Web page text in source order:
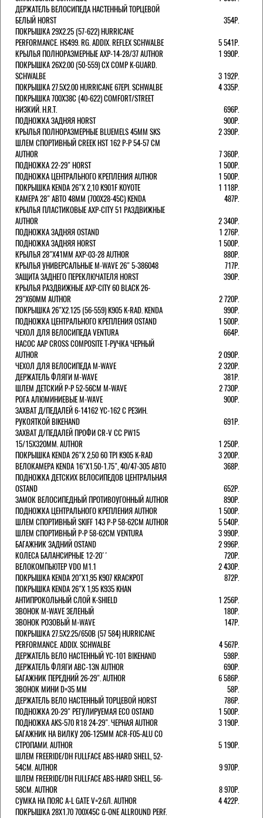
ДЕРЖАТЕЛЬ ВЕЛОCИПЕДА НАСТЕННЫЙ ТОРЦЕВОЙ
БЕЛЫЙ HORST
354Р.
ПОКРЫШКА 29X2.25 (57-622) HURRICANE
PERFORMANCE. HS499. RG. ADDIX. REFLEX SCHWALBE
5 541Р.
КРЫЛЬЯ ПОЛНОРАЗМЕРНЫЕ AXP-14-28/37 AUTHOR
1 990Р.
ПОКРЫШКА 26X2.00 (50-559) CX COMP K-GUARD.
SCHWALBE
3 192Р.
ПОКРЫШКА 27.5X2.00 HURRICANE 67EPI. SCHWALBE
4 335Р.
ПОКРЫШКА 700X38С (40-622) COMFORT/STREET
НИЗКИЙ. H.R.T.
696Р.
ПОДНОЖКА ЗАДНЯЯ HORST
900Р.
КРЫЛЬЯ ПОЛНОРАЗМЕРНЫЕ BLUEMELS 45MM SKS
2 390Р.
ШЛЕМ СПОРТИВНЫЙ CREEK HST 162 Р-Р 54-57 СМ
AUTHOR
7 360Р.
ПОДНОЖКА 22-29" HORST
1 500Р.
ПОДНОЖКА ЦЕНТРАЛЬНОГО КРЕПЛЕНИЯ AUTHOR
1 500Р.
ПОКРЫШКА KENDA 26"Х 2,10 K901F KOYOTE
1 118Р.
КАМЕРА 28" АВТО 48ММ (700Х28-45С) KENDA
487Р.
КРЫЛЬЯ ПЛАСТИКОВЫЕ AXP-CITY 51 РАЗДВИЖНЫЕ
AUTHOR
2 340Р.
ПОДНОЖКА ЗАДНЯЯ OSTAND
1 276Р.
ПОДНОЖКА ЗАДНЯЯ HORST
1 500Р.
КРЫЛЬЯ 28"Х41ММ AXP-03-28 AUTHOR
880Р.
КРЫЛЬЯ УНИВЕРСАЛЬНЫЕ M-WAVE 26" 5-386048
717Р.
ЗАЩИТА ЗАДНЕГО ПЕРЕКЛЮЧАТЕЛЯ HORST
390Р.
КРЫЛЬЯ РАЗДВИЖНЫЕ AXP-CITY 60 BLACK 26-
29"Х60ММ AUTHOR
2 720Р.
ПОКРЫШКА 26"Х2.125 (56-559) K905 K-RAD. KENDA
990Р.
ПОДНОЖКА ЦЕНТРАЛЬНОГО КРЕПЛЕНИЯ OSTAND
1 500Р.
ЧЕХОЛ ДЛЯ ВЕЛОСИПЕДА VENTURA
664Р.
НАСОС AAP CROSS COMPOSITE Т-РУЧКА ЧЕРНЫЙ
AUTHOR
2 090Р.
ЧЕХОЛ ДЛЯ ВЕЛОСИПЕДА M-WAVE
2 320Р.
ДЕРЖАТЕЛЬ ФЛЯГИ M-WAVE
381Р.
ШЛЕМ ДЕТСКИЙ Р-Р 52-56СМ M-WAVE
2 730Р.
РОГА АЛЮМИНИЕВЫЕ M-WAVE
900Р.
ЗАХВАТ Д/ПЕДАЛЕЙ 6-14162 YC-162 С РЕЗИН.
РУКОЯТКОЙ BIKEHAND
691Р.
ЗАХВАТ Д/ПЕДАЛЕЙ ПРОФИ CR-V CC PW15
15/15X320ММ. AUTHOR
1 250Р.
ПОКРЫШКА KENDA 26"Х 2,50 60 TPI K905 K-RAD
3 200Р.
ВЕЛОКАМЕРА KENDA 16"Х1.50-1.75", 40/47-305 АВТО
368Р.
ПОДНОЖКА ДЕТСКИХ ВЕЛОСИПЕДОВ ЦЕНТРАЛЬНАЯ
OSTAND
652Р.
ЗАМОК ВЕЛОСИПЕДНЫЙ ПРОТИВОУГОННЫЙ AUTHOR
890Р.
ПОДНОЖКА ЦЕНТРАЛЬНОГО КРЕПЛЕНИЯ AUTHOR
1 500Р.
ШЛЕМ СПОРТИВНЫЙ SKIFF 143 Р-Р 58-62СМ AUTHOR
5 540Р.
ШЛЕМ СПОРТИВНЫЙ Р-Р 58-62СМ VENTURA
3 990Р.
БАГАЖНИК ЗАДНИЙ OSTAND
2 996Р.
КОЛЕСА БАЛАНСИРНЫЕ 12-20''
720Р.
ВЕЛОКОМПЬЮТЕР VDO M1.1
2 430Р.
ПОКРЫШКА KENDA 20"Х1,95 K907 KRACKPOT
872Р.
ПОКРЫШКА KENDA 26"Х 1,95 K935 KHAN
АНТИПРОКОЛЬНЫЙ СЛОЙ K-SHIELD
1 256Р.
ЗВОНОК M-WAVE ЗЕЛЕНЫЙ
180Р.
ЗВОНОК РОЗОВЫЙ M-WAVE
147Р.
ПОКРЫШКА 27.5X2.25/650B (57 584) HURRICANE
PERFORMANCE. ADDIX. SCHWALBE
4 567Р.
ДЕРЖАТЕЛЬ ВЕЛО НАСТЕННЫЙ YC-101 BIKEHAND
598Р.
ДЕРЖАТЕЛЬ ФЛЯГИ ABC-13N AUTHOR
690Р.
БАГАЖНИК ПЕРЕДНИЙ 26-29". AUTHOR
6 586Р.
ЗВОНОК МИНИ D=35 ММ
58Р.
ДЕРЖАТЕЛЬ ВЕЛО НАСТЕННЫЙ ТОРЦЕВОЙ HORST
786Р.
ПОДНОЖКА 20-29" РЕГУЛИРУЕМАЯ ECO OSTAND
1 500Р.
ПОДНОЖКА AKS-570 R18 24-29". ЧЕРНАЯ AUTHOR
3 190Р.
БАГАЖНИК НА ВИЛКУ 206-125ММ ACR-F05-ALU СО
СТРОПАМИ. AUTHOR
5 190Р.
ШЛЕМ FREERIDE/DH FULLFACE ABS-HARD SHELL, 52-
54СМ. AUTHOR
9 970Р.
ШЛЕМ FREERIDE/DH FULLFACE ABS-HARD SHELL, 56-
58СМ. AUTHOR
8 970Р.
СУМКА НА ПОЯС A-L GATE V=2.6Л. AUTHOR
4 422Р.
ПОКРЫШКА 28X1.70 700X45C G-ONE ALLROUND PERF.